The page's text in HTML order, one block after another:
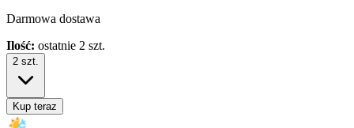
Darmowa dostawa
Ilość: ostatnie 2 szt.
2 szt.
Kup teraz